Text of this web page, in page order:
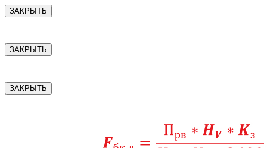
ЗАКРЫТЬ
ЗАКРЫТЬ
ЗАКРЫТЬ